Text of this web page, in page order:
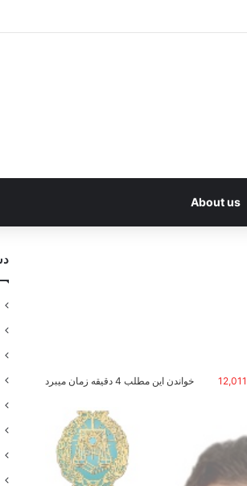
About us
12,011 خواندن این مطلب 4 دقیقه زمان میبرد